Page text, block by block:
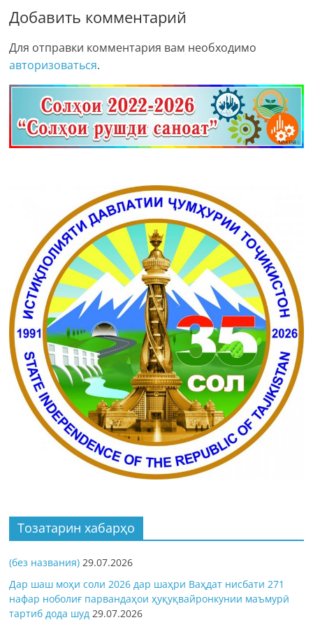
Добавить комментарий
Для отправки комментария вам необходимо
авторизоваться.
Тозатарин хабарҳо
(без названия) 29.07.2026
Дар шаш моҳи соли 2026 дар шаҳри Ваҳдат нисбати 271
нафар ноболиғ парвандаҳои ҳуқуқвайронкунии маъмурӣ
тартиб дода шуд 29.07.2026